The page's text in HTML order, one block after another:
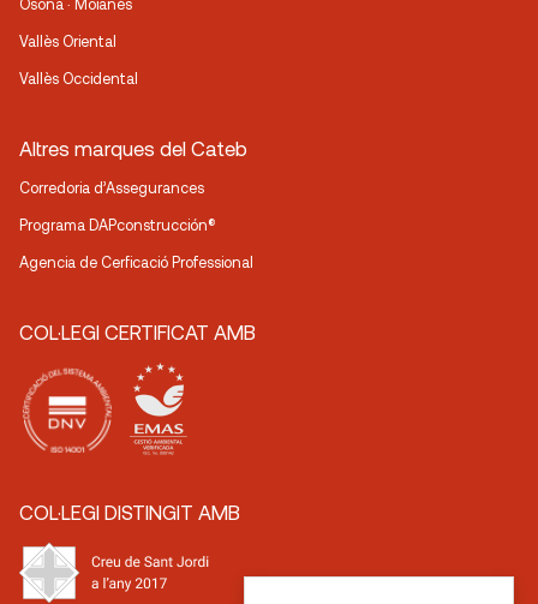
Osona · Moianès
Vallès Oriental
Vallès Occidental
Altres marques del Cateb
Corredoria d’Assegurances
Programa DAPconstrucción®
Agencia de Cerficació Professional
COL·LEGI CERTIFICAT AMB
COL·LEGI DISTINGIT AMB